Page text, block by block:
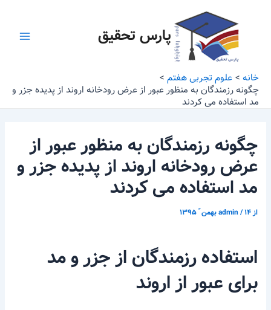
پارس تحقیق
خانه
علوم تجربی هفتم
چگونه رزمندگان به منظور عبور از عرض رودخانه اروند از پدیده جزر و
مد استفاده می کردند
چگونه رزمندگان به منظور عبور از
عرض رودخانه اروند از پدیده جزر و
مد استفاده می کردند
از admin/۱۴ بهمن ّ ۱۳۹۵
استفاده رزمندگان از جزر و مد
برای عبور از اروند